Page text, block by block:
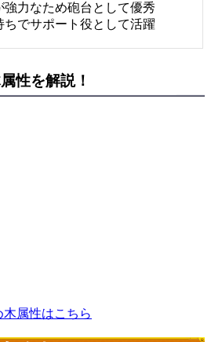
強力なため砲台として優秀
ちでサポート役として活躍
性を解説！
属性はこちら